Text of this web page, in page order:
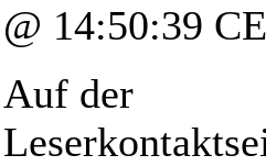
@ 14:50:39
Auf der